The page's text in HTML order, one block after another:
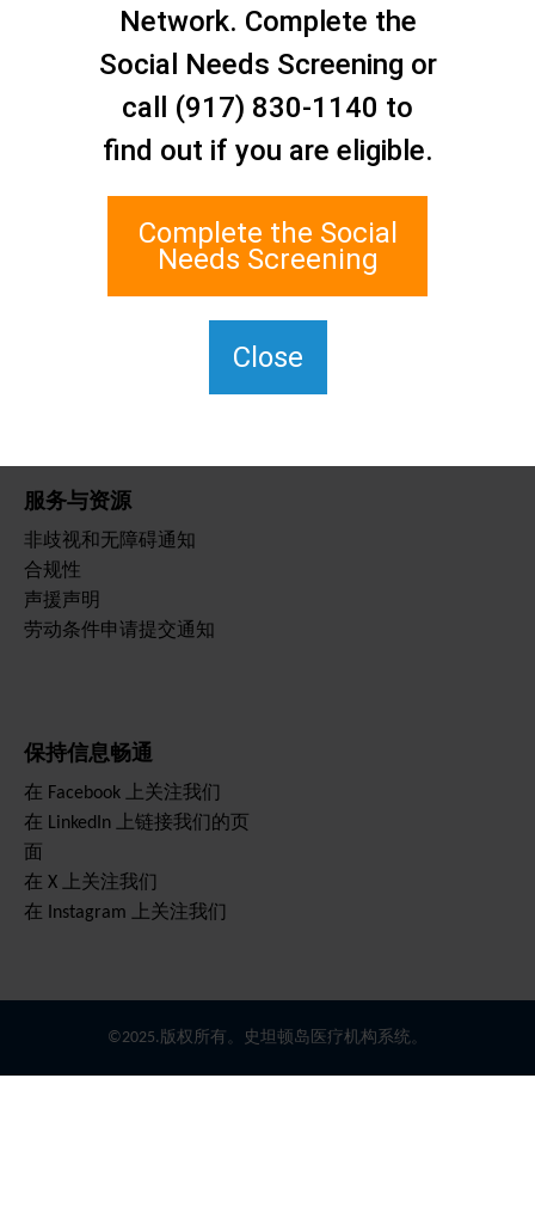
联系我们
1 Edgewater Plaza, Suite 700
纽约州斯塔顿岛 10305
服务与资源
非歧视和无障碍通知
合规性
声援声明
劳动条件申请提交通知
保持信息畅通
在 Facebook 上关注我们
在 LinkedIn 上链接我们的页
面
在 X 上关注我们
在 Instagram 上关注我们
©2025.版权所有。史坦顿岛医疗机构系统。
Network. Complete the
Social Needs Screening or
call (917) 830-1140 to
find out if you are eligible.
Complete the Social
Needs Screening
Close